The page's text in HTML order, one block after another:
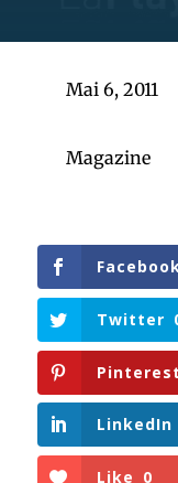
Mai 6, 2011
Magazine
Twitter
Pinterest
LinkedIn
Like 0